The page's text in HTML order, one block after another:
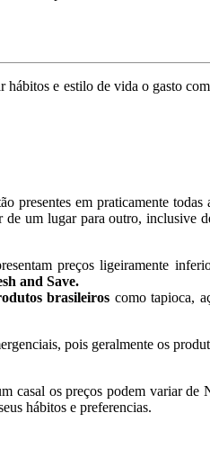
hábitos e estilo de vida o gasto
em praticamente
de um lugar para outro, inclusive
preços ligeiramente
and Save.
brasileiros como tapioca,
pois geralmente os
casal os preços podem variar
hábitos e preferencias.